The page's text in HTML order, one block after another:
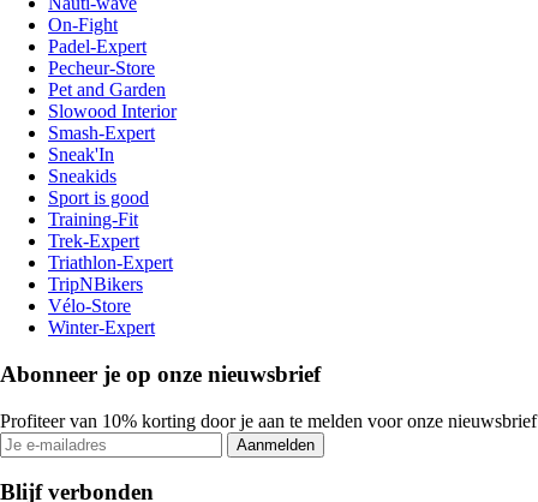
On-Fight
Padel-Expert
Pecheur-Store
Pet and Garden
Slowood Interior
Smash-Expert
Sneak'In
Sneakids
Sport is good
Training-Fit
Trek-Expert
Triathlon-Expert
TripNBikers
Vélo-Store
Winter-Expert
Abonneer je op onze nieuwsbrief
Profiteer van 10% korting door je aan te melden voor onze nieuwsbrief
Aanmelden
Blijf verbonden